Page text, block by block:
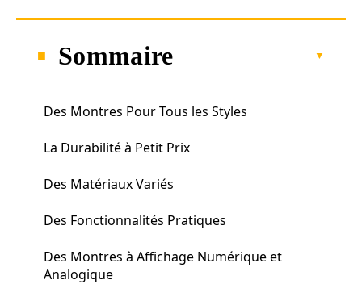
Sommaire
Des Montres Pour Tous les Styles
La Durabilité à Petit Prix
Des Matériaux Variés
Des Fonctionnalités Pratiques
Des Montres à Affichage Numérique et
Analogique